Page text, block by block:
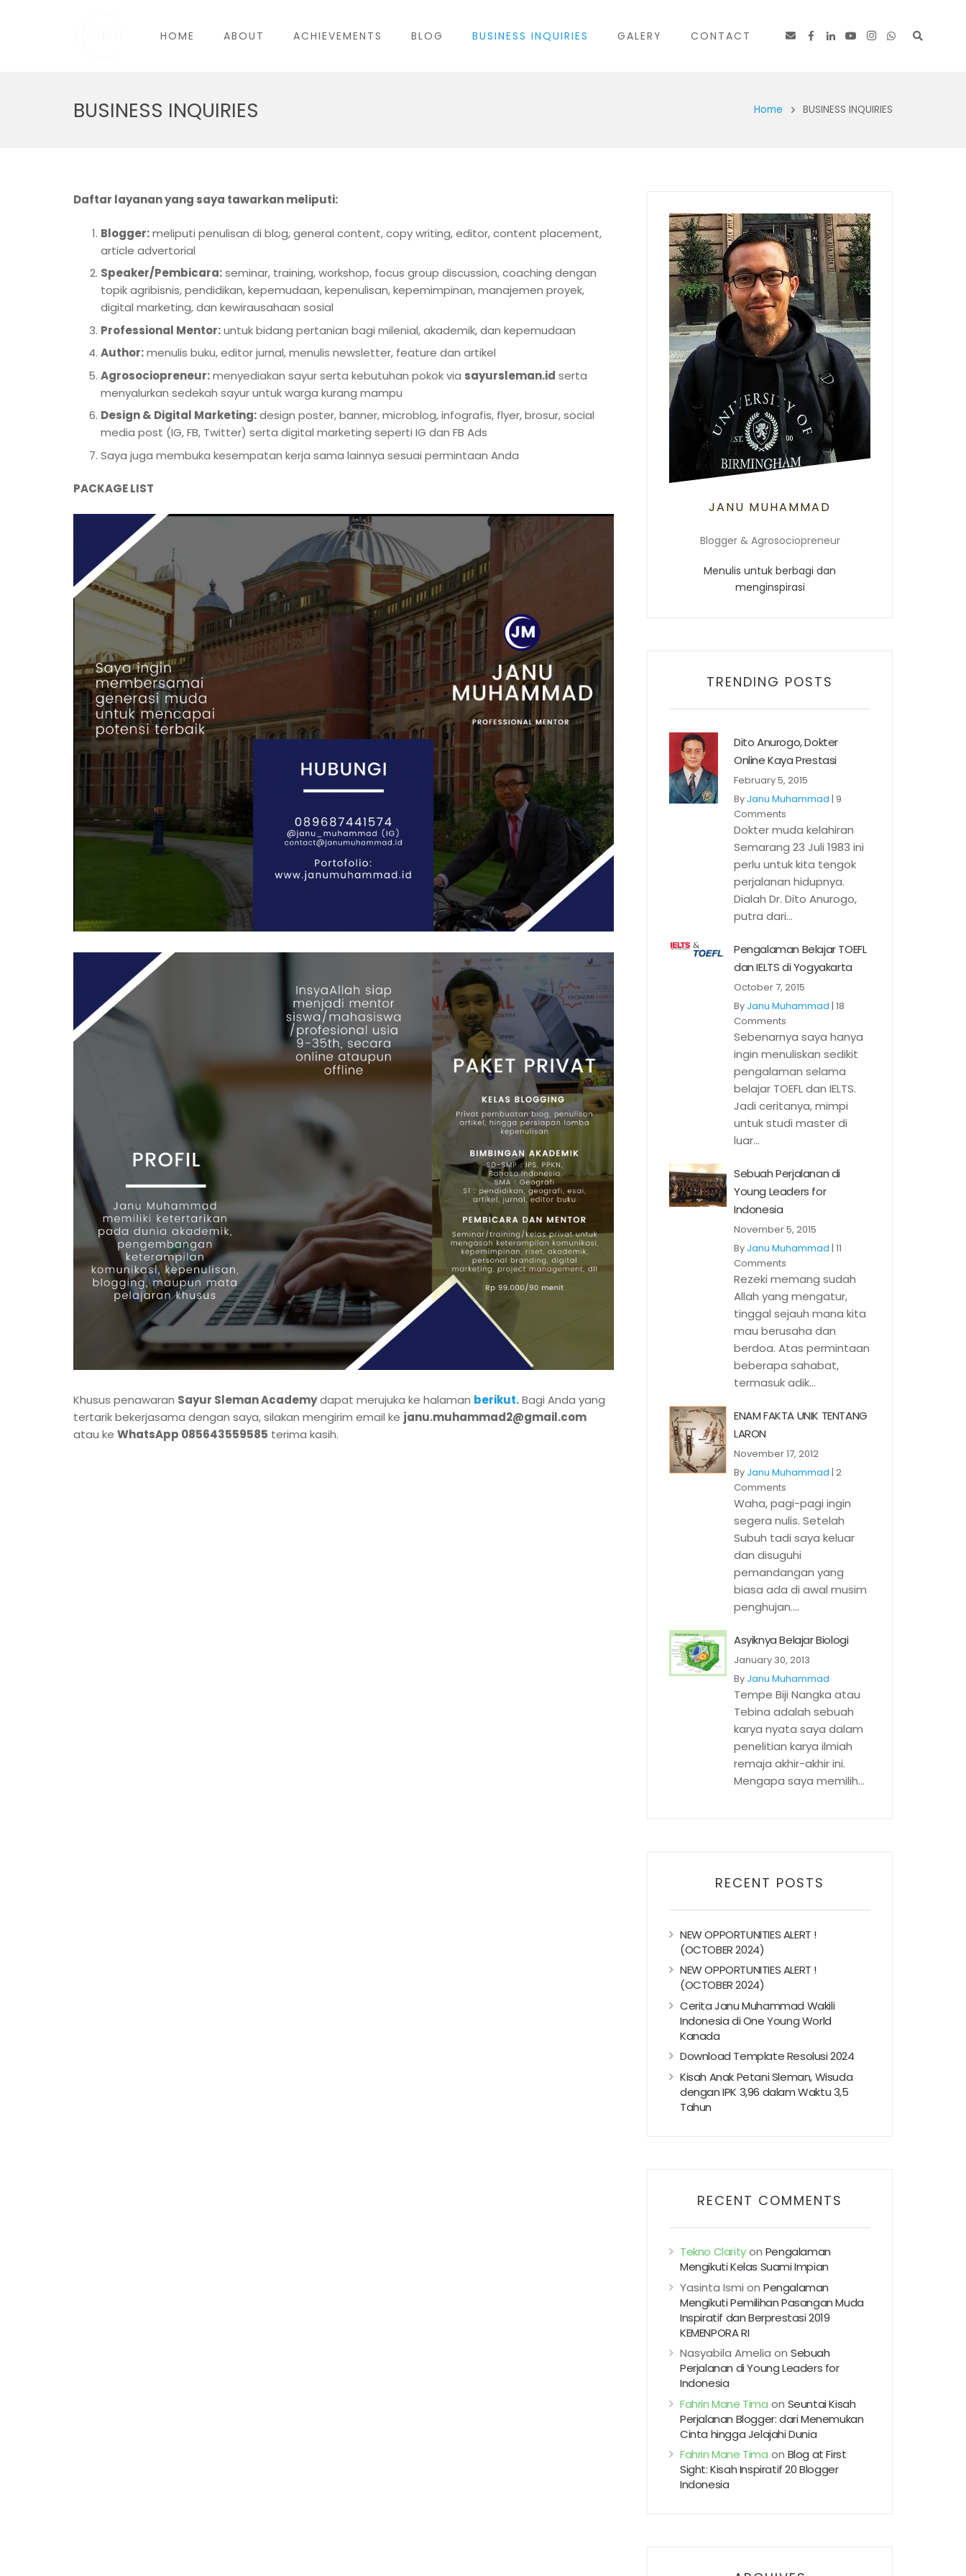
HOME ABOUT ACHIEVEMENTS BLOG BUSINESS INQUIRIES GALERY CONTACT
BUSINESS INQUIRIES Home BUSINESS INQUIRIES
Daftar layanan yang saya tawarkan meliputi:
Blogger:meliputi penulisan di blog, general content, copy writing, editor, content placement,
article advertorial
Speaker/Pembicara:seminar, training, workshop, focus group discussion, coaching dengan
topik agribisnis, pendidikan, kepemudaan, kepenulisan, kepemimpinan, manajemen proyek,
digital marketing, dan kewirausahaan sosial
Professional Mentor:untuk bidang pertanian bagi milenial, akademik, dan kepemudaan
Author:menulis buku, editor jurnal, menulis newsletter, feature dan artikel
Agrosociopreneur:menyediakan sayur serta kebutuhan pokok via sayursleman.id serta
menyalurkan sedekah sayur untuk warga kurang mampu
Design & Digital Marketing:design poster, banner, microblog, infografis, flyer, brosur, social
media post (IG, FB, Twitter) serta digital marketing seperti IG dan FB Ads
Saya juga membuka kesempatan kerja sama lainnya sesuai permintaan Anda
PACKAGE LIST
Khusus penawaran Sayur Sleman Academydapat merujuka ke halaman berikut.Bagi Anda yang
tertarik bekerjasama dengan saya, silakan mengirim email ke janu.muhammad2@gmail.com
atau ke WhatsApp 085643559585 terima kasih.
JANU MUHAMMAD
Blogger & Agrosociopreneur
Menulis untuk berbagi dan
menginspirasi
TRENDING POSTS
Dito Anurogo, Dokter
Online Kaya Prestasi
February 5, 2015
By Janu Muhammad | 9
Comments
Dokter muda kelahiran
Semarang 23 Juli 1983 ini
perlu untuk kita tengok
perjalanan hidupnya.
Dialah Dr. Dito Anurogo,
putra dari...
Pengalaman Belajar TOEFL
dan IELTS di Yogyakarta
October 7, 2015
By Janu Muhammad | 18
Comments
Sebenarnya saya hanya
ingin menuliskan sedikit
pengalaman selama
belajar TOEFL dan IELTS.
Jadi ceritanya, mimpi
untuk studi master di
luar...
Sebuah Perjalanan di
Young Leaders for
Indonesia
November 5, 2015
By Janu Muhammad | 11
Comments
Rezeki memang sudah
Allah yang mengatur,
tinggal sejauh mana kita
mau berusaha dan
berdoa. Atas permintaan
beberapa sahabat,
termasuk adik...
ENAM FAKTA UNIK TENTANG
LARON
November 17, 2012
By Janu Muhammad | 2
Comments
Waha, pagi-pagi ingin
segera nulis. Setelah
Subuh tadi saya keluar
dan disuguhi
pemandangan yang
biasa ada di awal musim
penghujan....
Asyiknya Belajar Biologi
January 30, 2013
By Janu Muhammad
Tempe Biji Nangka atau
Tebina adalah sebuah
karya nyata saya dalam
penelitian karya ilmiah
remaja akhir-akhir ini.
Mengapa saya memilih...
RECENT POSTS
NEW OPPORTUNITIES ALERT !
(OCTOBER 2024)
NEW OPPORTUNITIES ALERT !
(OCTOBER 2024)
Cerita Janu Muhammad Wakili
Indonesia di One Young World
Kanada
Download Template Resolusi 2024
Kisah Anak Petani Sleman, Wisuda
dengan IPK 3,96 dalam Waktu 3,5
Tahun
RECENT COMMENTS
Tekno Clarityon Pengalaman
Mengikuti Kelas Suami Impian
Yasinta Ismi on Pengalaman
Mengikuti Pemilihan Pasangan Muda
Inspiratif dan Berprestasi 2019
KEMENPORA RI
Nasyabila Amelia on Sebuah
Perjalanan di Young Leaders for
Indonesia
Fahrin Mane Tima on Seuntai Kisah
Perjalanan Blogger: dari Menemukan
Cinta hingga Jelajahi Dunia
Fahrin Mane Tima on Blog at First
Sight: Kisah Inspiratif 20 Blogger
Indonesia